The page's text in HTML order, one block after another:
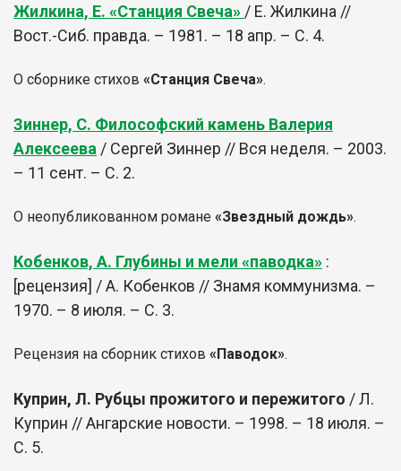
Жилкина, Е. «Станция Свеча» / Е. Жилкина //
Вост.-Сиб. правда. – 1981. – 18 апр. – С. 4.
О сборнике стихов «Станция Свеча».
Зиннер, С. Философский камень Валерия
Алексеева / Сергей Зиннер // Вся неделя. – 2003.
– 11 сент. – С. 2.
О неопубликованном романе «Звездный дождь».
Кобенков, А. Глубины и мели «паводка» :
[рецензия] / А. Кобенков // Знамя коммунизма. –
1970. – 8 июля. – С. 3.
Рецензия на сборник стихов «Паводок».
Куприн, Л. Рубцы прожитого и пережитого / Л.
Куприн // Ангарские новости. – 1998. – 18 июля. –
С. 5.